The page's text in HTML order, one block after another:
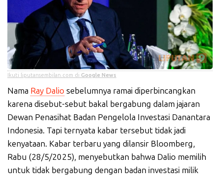
Ikuti liputansembilan.com di Google News
Nama Ray Dalio sebelumnya ramai diperbincangkan
karena disebut-sebut bakal bergabung dalam jajaran
Dewan Penasihat Badan Pengelola Investasi Danantara
Indonesia. Tapi ternyata kabar tersebut tidak jadi
kenyataan. Kabar terbaru yang dilansir Bloomberg,
Rabu (28/5/2025), menyebutkan bahwa Dalio memilih
untuk tidak bergabung dengan badan investasi milik